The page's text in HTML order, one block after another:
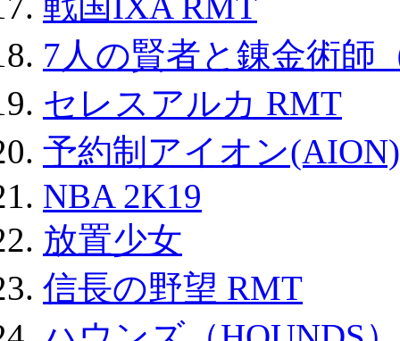
7人の賢者と錬金術師
セレスアルカ RMT
予約制アイオン
NBA 2K19
放置少女
信長の野望 RMT